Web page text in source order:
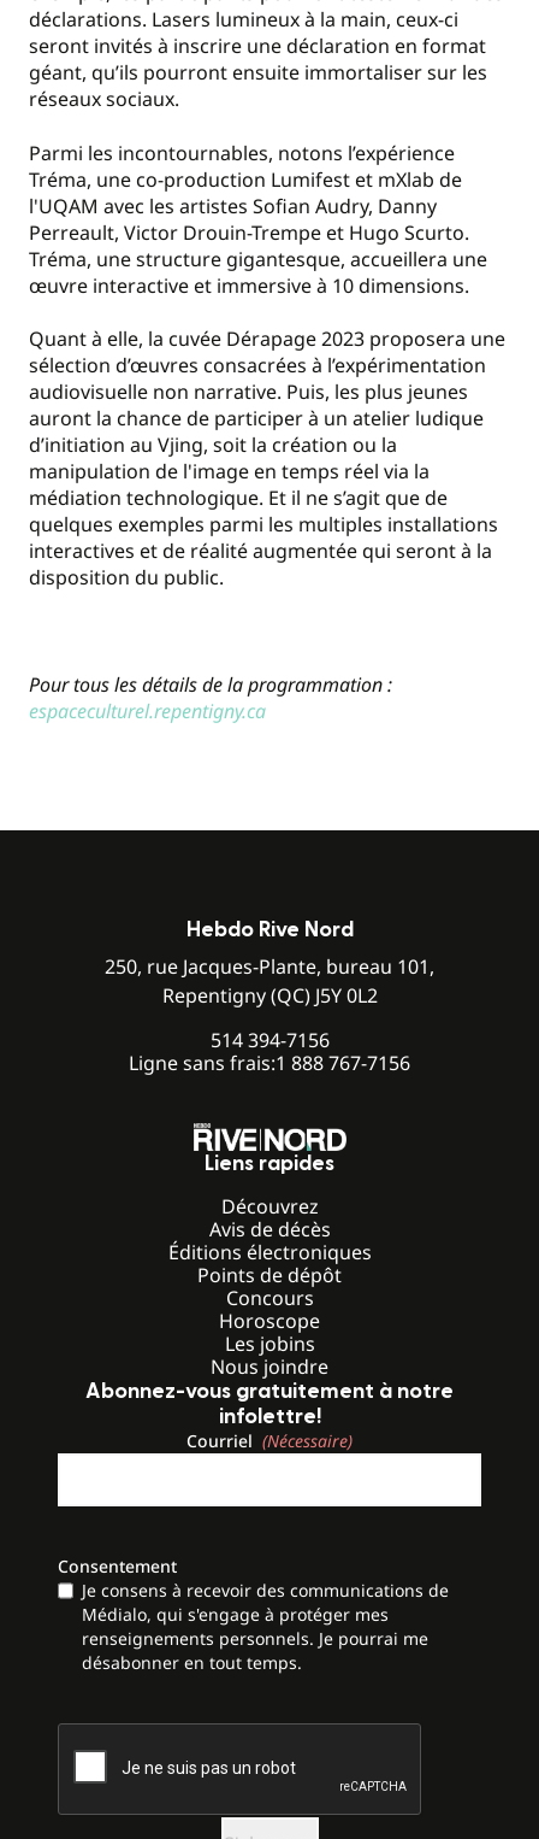
déclarations. Lasers lumineux à la main, ceux-ci
seront invités à inscrire une déclaration en format
géant, qu’ils pourront ensuite immortaliser sur les
réseaux sociaux.
Parmi les incontournables, notons l’expérience
Tréma, une co-production Lumifest et mXlab de
l'UQAM avec les artistes Sofian Audry, Danny
Perreault, Victor Drouin-Trempe et Hugo Scurto.
Tréma, une structure gigantesque, accueillera une
œuvre interactive et immersive à 10 dimensions.
Quant à elle, la cuvée Dérapage 2023 proposera une
sélection d’œuvres consacrées à l’expérimentation
audiovisuelle non narrative. Puis, les plus jeunes
auront la chance de participer à un atelier ludique
d’initiation au Vjing, soit la création ou la
manipulation de l'image en temps réel via la
médiation technologique. Et il ne s’agit que de
quelques exemples parmi les multiples installations
interactives et de réalité augmentée qui seront à la
disposition du public.
Pour tous les détails de la programmation :
espaceculturel.repentigny.ca
Hebdo Rive Nord
250, rue Jacques-Plante, bureau 101,
Repentigny (QC) J5Y 0L2
514 394-7156
Ligne sans frais:1 888 767-7156
Liens rapides
Découvrez
Avis de décès
Éditions électroniques
Points de dépôt
Concours
Horoscope
Les jobins
Nous joindre
Abonnez-vous gratuitement à notre
infolettre!
Courriel (Nécessaire)
Consentement
Je consens à recevoir des communications de
Médialo, qui s'engage à protéger mes
renseignements personnels. Je pourrai me
désabonner en tout temps.